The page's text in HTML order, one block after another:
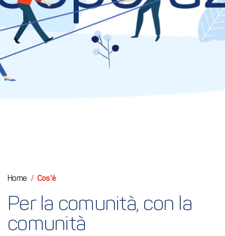
Home / Cos'è
Per la comunità, con la
comunità